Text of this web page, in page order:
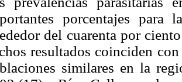
porcentajes
del cuarenta por
resultados coinciden
similares en la